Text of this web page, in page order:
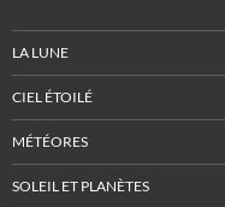
LA LUNE
CIEL ÉTOILÉ
MÉTÉORES
SOLEIL ET PLANÈTES